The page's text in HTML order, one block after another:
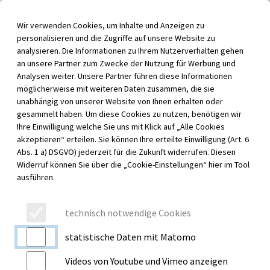
Menü für barrierefreie Funktionen aufrufen
Wir verwenden Cookies, um Inhalte und Anzeigen zu
personalisieren und die Zugriffe auf unsere Website zu
analysieren. Die Informationen zu Ihrem Nutzerverhalten gehen
an unsere Partner zum Zwecke der Nutzung für Werbung und
Analysen weiter. Unsere Partner führen diese Informationen
möglicherweise mit weiteren Daten zusammen, die sie
unabhängig von unserer Website von Ihnen erhalten oder
gesammelt haben. Um diese Cookies zu nutzen, benötigen wir
Ihre Einwilligung welche Sie uns mit Klick auf „Alle Cookies
akzeptieren“ erteilen. Sie können Ihre erteilte Einwilligung (Art. 6
Abs. 1 a) DSGVO) jederzeit für die Zukunft widerrufen. Diesen
Widerruf können Sie über die „Cookie-Einstellungen“ hier im Tool
ausführen.
technisch notwendige Cookies
statistische Daten mit Matomo
Videos von Youtube und Vimeo anzeigen